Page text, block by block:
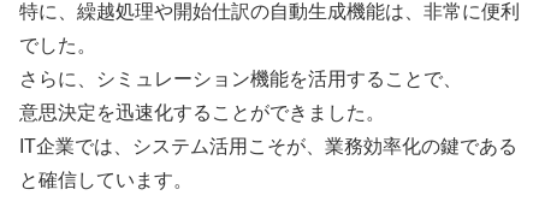
特に、繰越処理や開始仕訳の自動生成機能は、非常に便利
でした。
さらに、シミュレーション機能を活用することで、
意思決定を迅速化することができました。
IT企業では、システム活用こそが、業務効率化の鍵である
と確信しています。